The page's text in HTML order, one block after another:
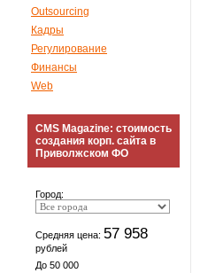
Outsourcing
Кадры
Регулирование
Финансы
Web
CMS Magazine: стоимость
создания корп. сайта в
Приволжском ФО
Город:
Средняя цена: 57 958
рублей
До 50 000